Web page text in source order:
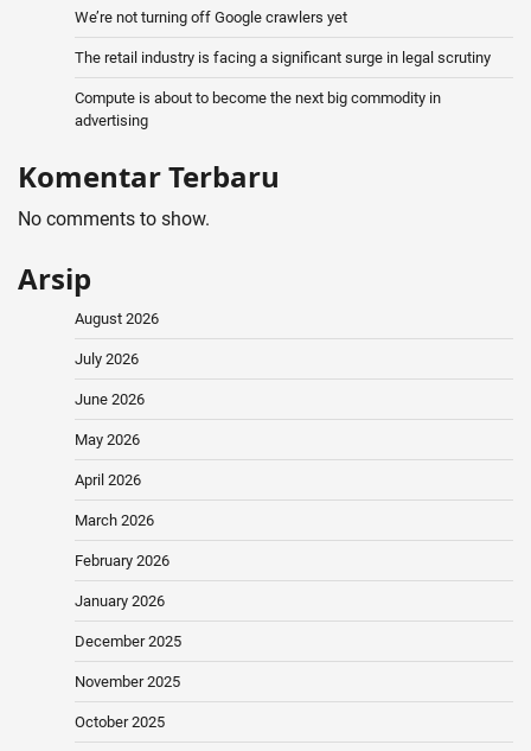
We’re not turning off Google crawlers yet
The retail industry is facing a significant surge in legal scrutiny
Compute is about to become the next big commodity in
advertising
Komentar Terbaru
No comments to show.
Arsip
August 2026
July 2026
June 2026
May 2026
April 2026
March 2026
February 2026
January 2026
December 2025
November 2025
October 2025